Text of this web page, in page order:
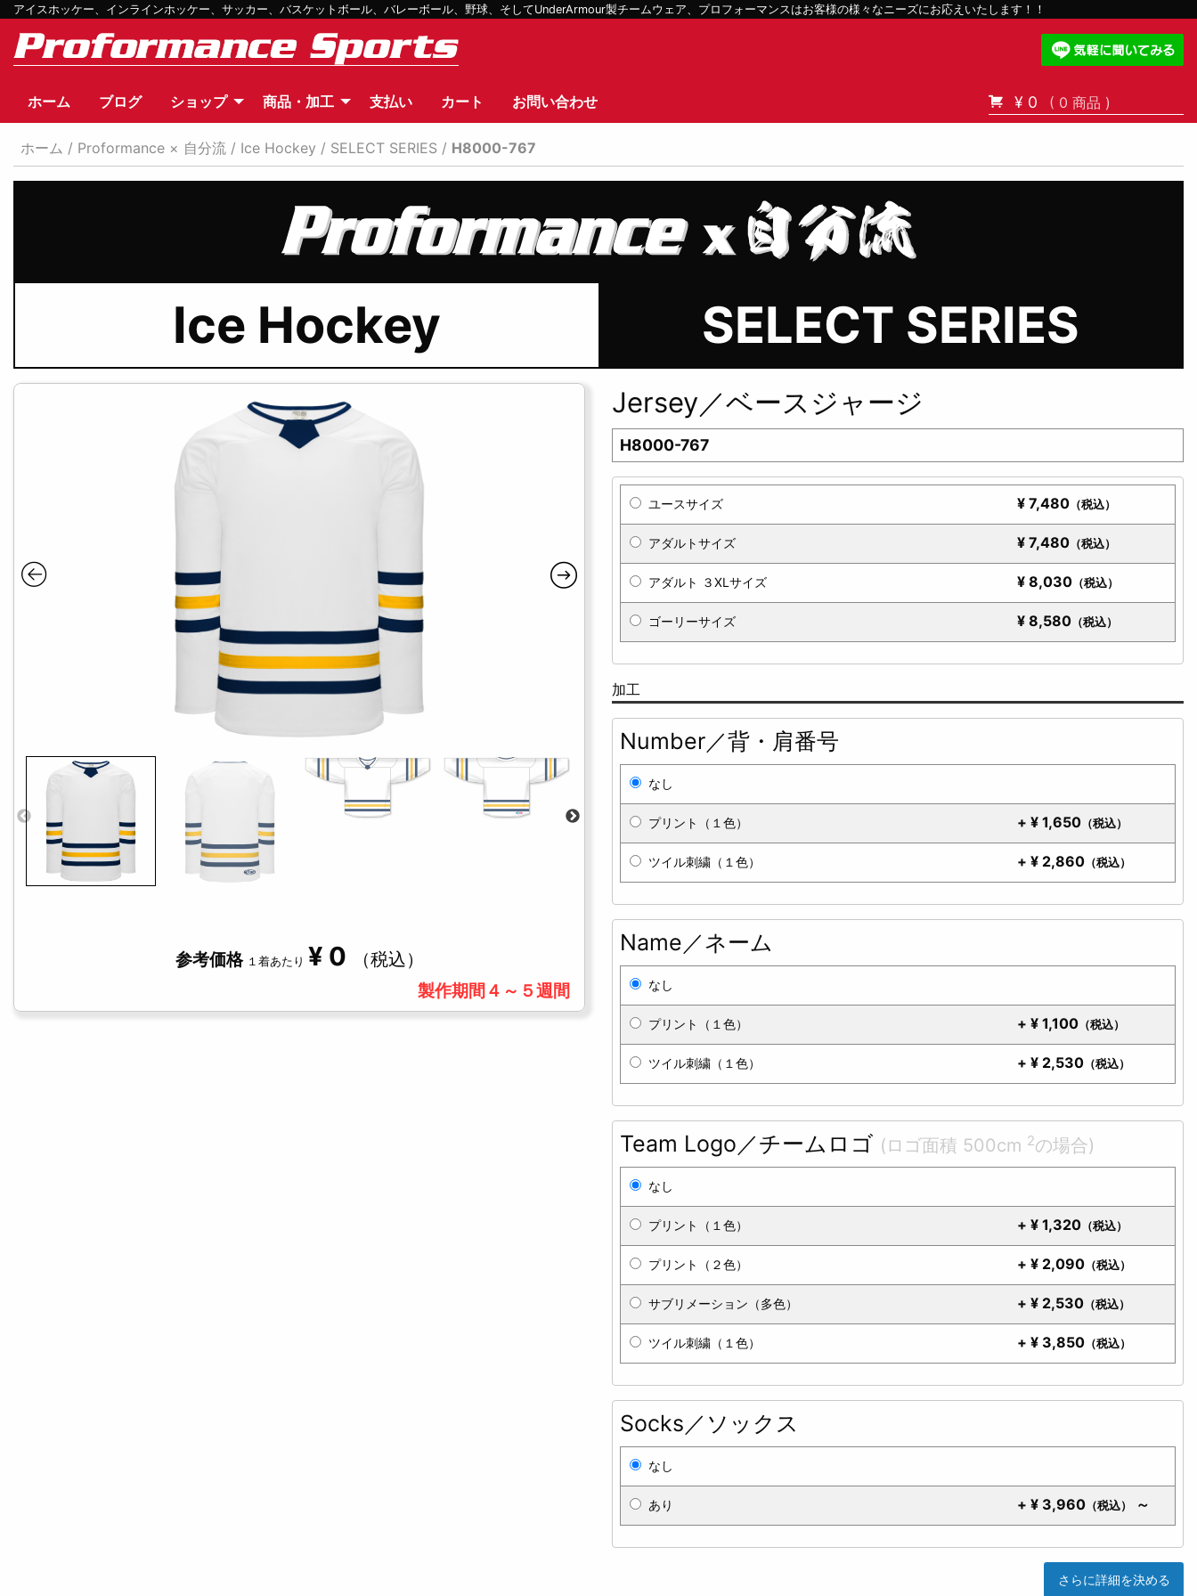
アイスホッケー、インラインホッケー、サッカー、バスケットボール、バレーボール、野球、そしてUnderArmour製チームウェア、プロフォーマンスはお客様の様々なニーズにお応えいたします！！
ホーム ブログ ショップ 商品・加工 支払い カート お問い合わせ ¥ 0 ( 0 商品 )
ホーム / Proformance × 自分流 / Ice Hockey / SELECT SERIES / H8000-767
Ice Hockey SELECT SERIES
参考価格 １着あたり ¥ 0 （税込）
製作期間４～５週間
Jersey／ベースジャージ
H8000-767
ユースサイズ ¥ 7,480 （税込）
アダルトサイズ ¥ 7,480 （税込）
アダルト ３XLサイズ ¥ 8,030 （税込）
ゴーリーサイズ ¥ 8,580 （税込）
加工
Number／背・肩番号
なし
プリント（１色） + ¥ 1,650 （税込）
ツイル刺繍（１色） + ¥ 2,860 （税込）
Name／ネーム
なし
プリント（１色） + ¥ 1,100 （税込）
ツイル刺繍（１色） + ¥ 2,530 （税込）
Team Logo／チームロゴ (ロゴ面積 500cm 2の場合)
なし
プリント（１色） + ¥ 1,320 （税込）
プリント（２色） + ¥ 2,090 （税込）
サブリメーション（多色） + ¥ 2,530 （税込）
ツイル刺繍（１色） + ¥ 3,850 （税込）
Socks／ソックス
なし
あり + ¥ 3,960 （税込） ～
さらに詳細を決める